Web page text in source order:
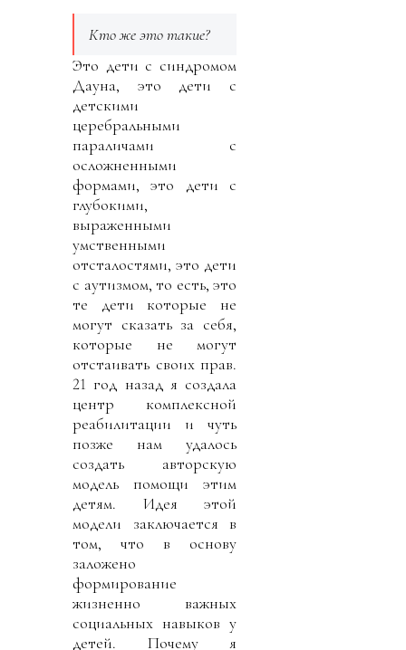
Кто же это такие?
Это дети с синдромом
Дауна, это дети с
детскими
церебральными
параличами с
осложненными
формами, это дети с
глубокими,
выраженными
умственными
отсталостями, это дети
с аутизмом, то есть, это
те дети которые не
могут сказать за себя,
которые не могут
отстаивать своих прав.
21 год назад я создала
центр комплексной
реабилитации и чуть
позже нам удалось
создать авторскую
модель помощи этим
детям. Идея этой
модели заключается в
том, что в основу
заложено
формирование
жизненно важных
социальных навыков у
детей. Почему я